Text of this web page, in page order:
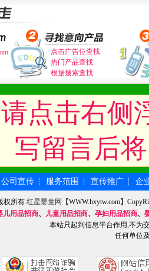
的经营理念。
商业信誉和资
内良好的终端
业务团队能力
道并为之提供
的市场操作
品
品牌的知名度
新产品不断
点击广告位查找
热门产品查找
根据搜索查找
点击右侧
写留言后
公司宣传 ┆ 服务范围 ┆ 宣传推广 ┆ 企
权所有红星婴童网
【WWW.hxytw.com】
儿用品招商、 儿童用品招商、 孕妇用品招商、
本站只起到信息平台作用,不为
任何单位